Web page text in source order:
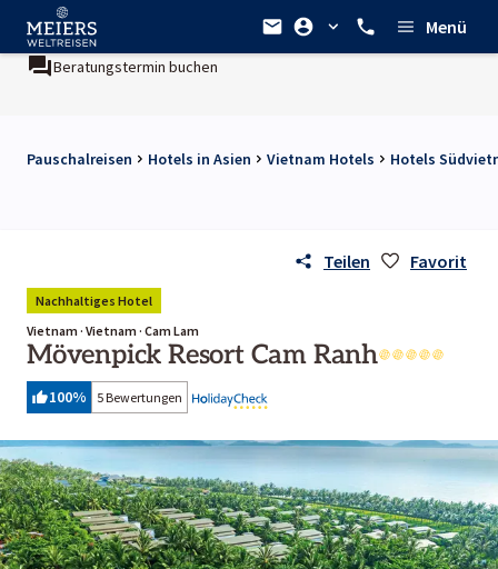
Menü
Ein Unternehmen der
Pauschalreisen Hotels in Asien Vietnam Hotels Hotels
Teilen Favorit
Nachhaltiges Hotel
Vietnam · Vietnam · Cam Lam
Mövenpick Resort Cam Ranh
100% 5 Bewertungen